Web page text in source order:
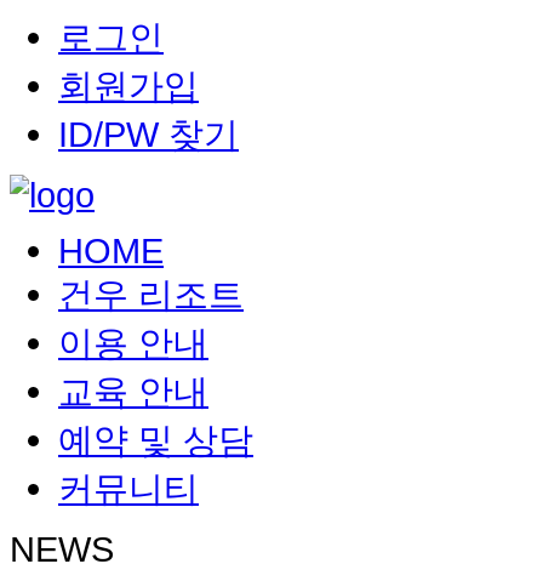
로그인
회원가입
ID/PW 찾기
HOME
건우 리조트
이용 안내
교육 안내
예약 및 상담
커뮤니티
NEWS